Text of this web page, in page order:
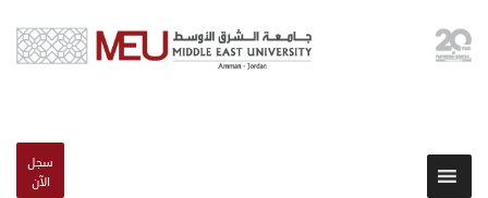
سجل
الآن